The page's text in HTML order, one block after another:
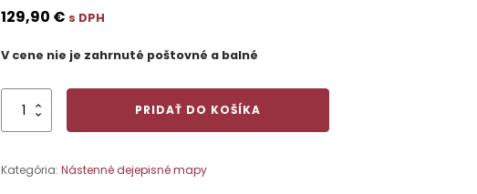
129,90 € s DPH
V cene nie je zahrnuté poštovné a balné
množstvo
Revolúcie
za
PRIDAŤ DO KOŠÍKA
Kategória:Nástenné dejepisné mapy